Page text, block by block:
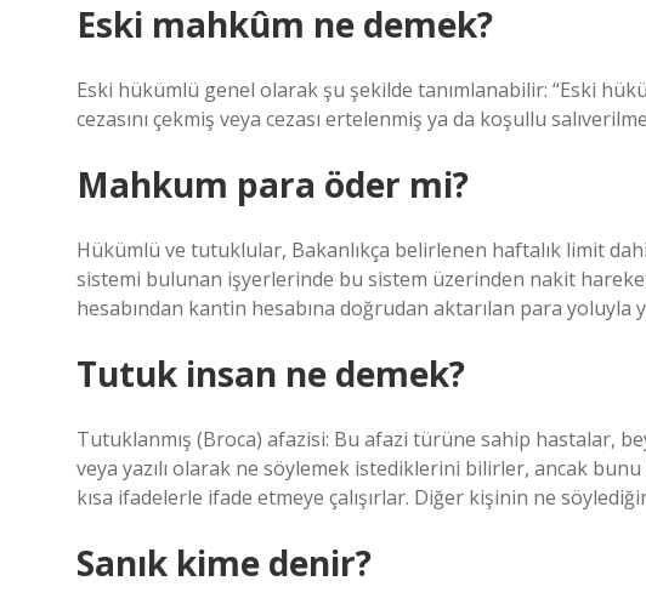
Eski mahkûm ne demek?
Eski hükümlü genel olarak şu şekilde tanımlanabilir: “Eski
cezasını çekmiş veya cezası ertelenmiş ya da koşullu
Mahkum para öder mi?
Hükümlü ve tutuklular, Bakanlıkça belirlenen haftalık limit
sistemi bulunan işyerlerinde bu sistem üzerinden nakit
hesabından kantin hesabına doğrudan aktarılan para yoluyla
Tutuk insan ne demek?
Tutuklanmış (Broca) afazisi: Bu afazi türüne sahip hastalar,
veya yazılı olarak ne söylemek istediklerini bilirler, ancak
kısa ifadelerle ifade etmeye çalışırlar. Diğer kişinin ne
Sanık kime denir?